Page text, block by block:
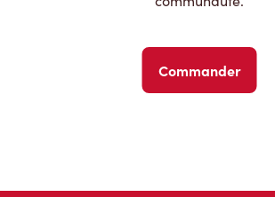
Commander